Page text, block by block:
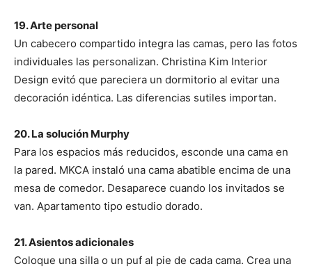
19. Arte personal
Un cabecero compartido integra las camas, pero las fotos
individuales las personalizan. Christina Kim Interior
Design evitó que pareciera un dormitorio al evitar una
decoración idéntica. Las diferencias sutiles importan.
20. La solución Murphy
Para los espacios más reducidos, esconde una cama en
la pared. MKCA instaló una cama abatible encima de una
mesa de comedor. Desaparece cuando los invitados se
van. Apartamento tipo estudio dorado.
21. Asientos adicionales
Coloque una silla o un puf al pie de cada cama. Crea una